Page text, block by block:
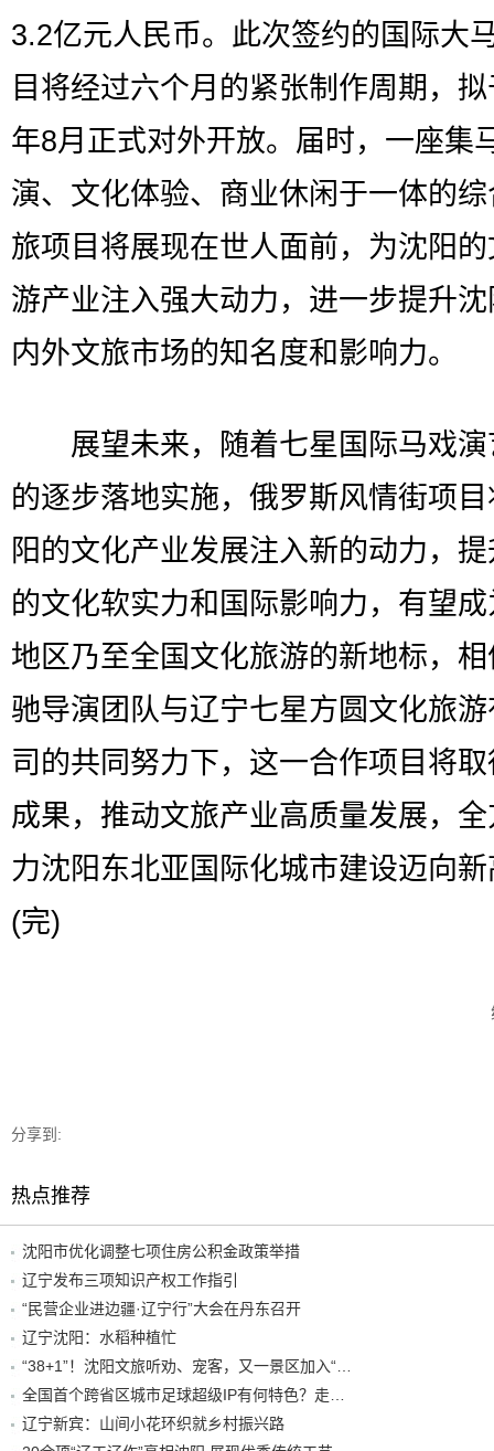
3.2亿元人民币。此次签约的国际大
目将经过六个月的紧张制作周期，
年8月正式对外开放。届时，一座集
演、文化体验、商业休闲于一体的
旅项目将展现在世人面前，为沈阳
游产业注入强大动力，进一步提升
内外文旅市场的知名度和影响力。
展望未来，随着七星国际马戏演
的逐步落地实施，俄罗斯风情街项
阳的文化产业发展注入新的动力，
的文化软实力和国际影响力，有望
地区乃至全国文化旅游的新地标，
驰导演团队与辽宁七星方圆文化旅
司的共同努力下，这一合作项目将
成果，推动文旅产业高质量发展，
力沈阳东北亚国际化城市建设迈向
(完)
分享到:
热点推荐
沈阳市优化调整七项住房公积金政策举措
辽宁发布三项知识产权工作指引
“民营企业进边疆·辽宁行”大会在丹东召开
辽宁沈阳：水稻种植忙
辽宁新宾：山间小花环织就乡村振兴路